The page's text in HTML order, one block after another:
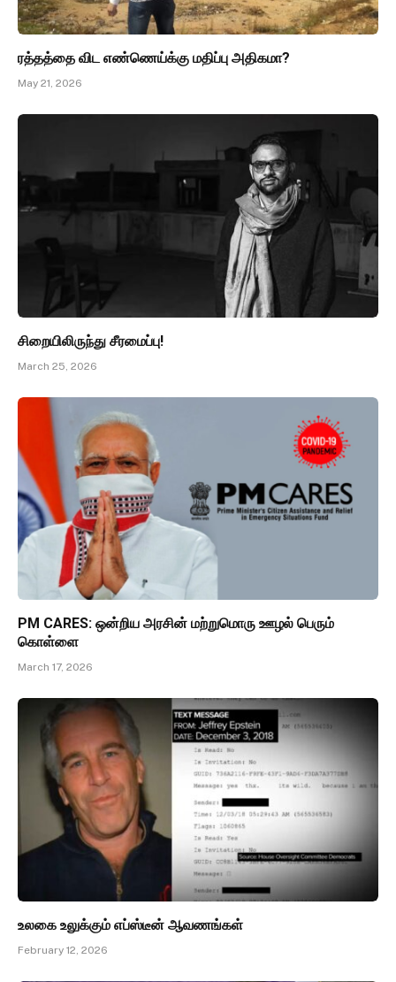
ரத்தத்தை விட எண்ணெய்க்கு மதிப்பு அதிகமா?
May 21, 2026
சிறையிலிருந்து சீரமைப்பு!
March 25, 2026
PM CARES: ஒன்றிய அரசின் மற்றுமொரு ஊழல் பெரும்
கொள்ளை
March 17, 2026
உலகை உலுக்கும் எப்ஸ்டீன் ஆவணங்கள்
February 12, 2026